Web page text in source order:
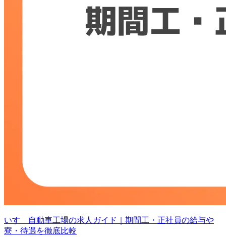
いすゞ自動車工場の求人ガイド｜期間工・正社員の給与や
寮・待遇を徹底比較